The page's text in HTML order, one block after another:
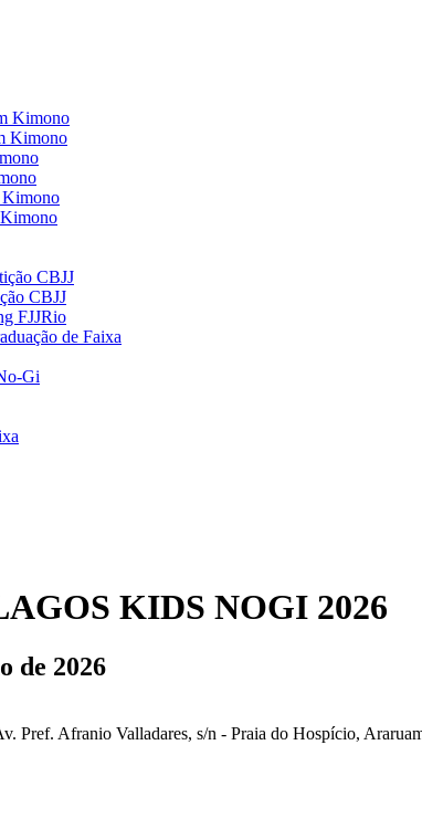
Kimono
Kimono
Kimono
CBJJ
CBJJ
FJJRio
de Faixa
Gi
KIDS NOGI 2026
de 2026
Pref. Afranio Valladares, s/n - Praia do Hospício,